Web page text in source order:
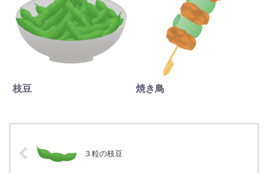
枝豆 焼き鳥
３粒の枝豆